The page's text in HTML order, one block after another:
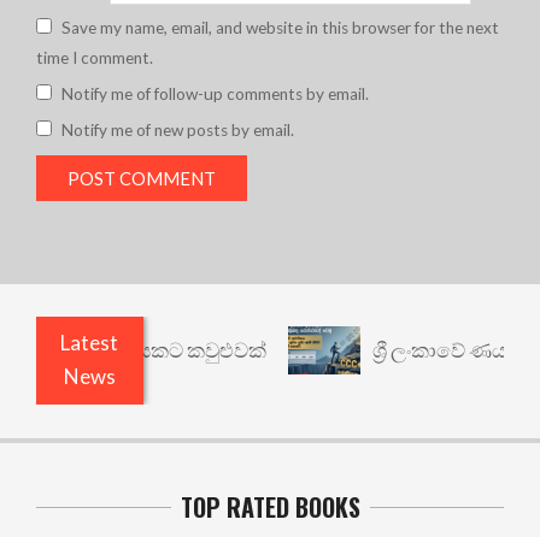
Save my name, email, and website in this browser for the next
time I comment.
Notify me of follow-up comments by email.
Notify me of new posts by email.
Latest
News
යථාර්ථයකට කවුළුවක් ශ්‍රී ලංකාවේ ණය
TOP RATED BOOKS